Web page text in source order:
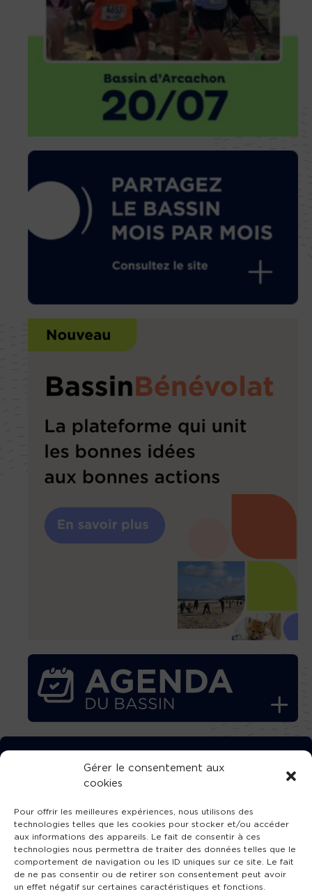
Gérer le consentement aux
cookies
Pour offrir les meilleures expériences, nous utilisons des
technologies telles que les cookies pour stocker et/ou accéder
aux informations des appareils. Le fait de consentir à ces
technologies nous permettra de traiter des données telles que le
comportement de navigation ou les ID uniques sur ce site. Le fait
de ne pas consentir ou de retirer son consentement peut avoir
un effet négatif sur certaines caractéristiques et fonctions.
TÉLÉCHARGEZ GRATUITEMENT
L’APPLICATION TVBA !
SUIVEZ-NOUS !